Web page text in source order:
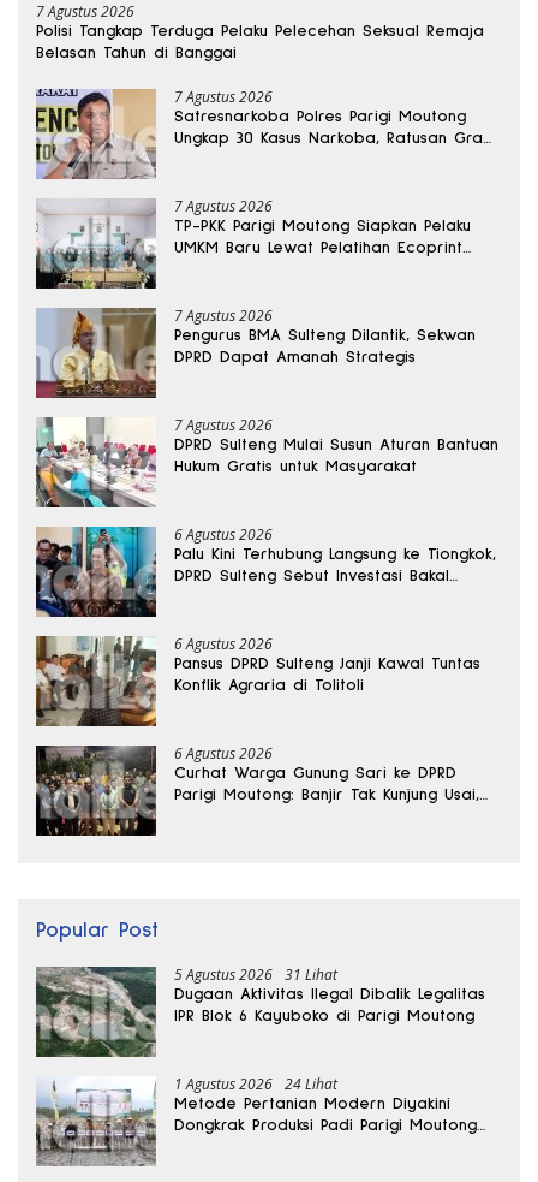
7 Agustus 2026
Polisi Tangkap Terduga Pelaku Pelecehan Seksual Remaja
Belasan Tahun di Banggai
7 Agustus 2026
Satresnarkoba Polres Parigi Moutong
Ungkap 30 Kasus Narkoba, Ratusan Gram
7 Agustus 2026
TP-PKK Parigi Moutong Siapkan Pelaku
UMKM Baru Lewat Pelatihan Ecoprint
7 Agustus 2026
Pengurus BMA Sulteng Dilantik, Sekwan
DPRD Dapat Amanah Strategis
7 Agustus 2026
DPRD Sulteng Mulai Susun Aturan Bantuan
Hukum Gratis untuk Masyarakat
6 Agustus 2026
Palu Kini Terhubung Langsung ke Tiongkok,
DPRD Sulteng Sebut Investasi Bakal
6 Agustus 2026
Pansus DPRD Sulteng Janji Kawal Tuntas
Konflik Agraria di Tolitoli
6 Agustus 2026
Curhat Warga Gunung Sari ke DPRD
Parigi Moutong: Banjir Tak Kunjung Usai,
Popular Post
5 Agustus 2026 31 Lihat
Dugaan Aktivitas Ilegal Dibalik Legalitas
IPR Blok 6 Kayuboko di Parigi Moutong
1 Agustus 2026 24 Lihat
Metode Pertanian Modern Diyakini
Dongkrak Produksi Padi Parigi Moutong